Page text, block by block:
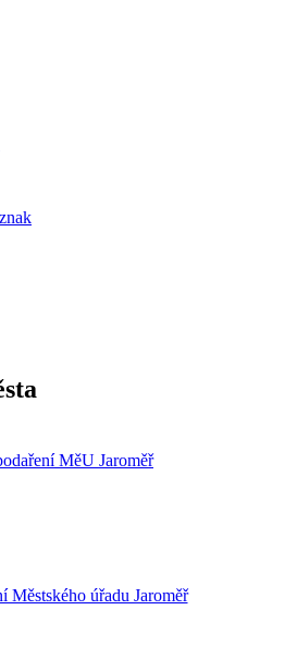
Městského úřadu Jaroměř